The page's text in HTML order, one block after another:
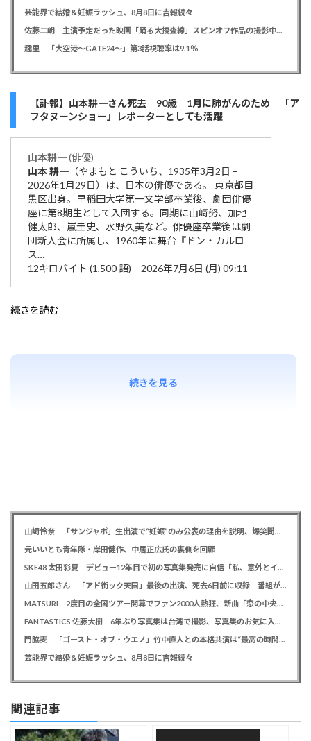
芸能界で結婚＆妊娠ラッシュ、8月8日に吉報続々
佐藤二朗 主演予定だった映画「踊る大捜査線」スピンオフ作品の撮影中止が正式に決定か
趣里 「大空港～GATE24～」第3話視聴率は9.1％
【訃報】山本耕一さん死去 90歳 1月に肺がんのため 「ア
フタヌーンショー」レポーターとしても活躍
山本耕一(俳優)
山本耕一 （やまもと こういち、1935年3月2日 –
2026年1月29日）は、日本の俳優である。 東京都目
黒区出身。早稲田大学第一文学部卒業後、劇団俳優
座に第8期生として入団する。同期に山﨑努、加地
健太郎、嵐圭史、水野久美など。俳優座卒業後は劇
団新人会に所属し、1960年に舞台『ドン・カルロ
ス…
12キロバイト (1,500 語) – 2026年7月6日 (月) 09:11
続きを読む
続きを見る
山崎怜奈 「サンジャポ」生出演で“妊娠”のみ公表の理由を説明、爆笑問題には「お祝い待ってます」
元いいとも青年隊・岸田健作、中居正広氏の裏側を回顧
SKE48 太田彩夏 デビュー12年目で初の写真集発売に自信「私、意外とイイ！」、勝負カットはベッド上のヌーディーな姿
山田五郎さん 「アド街ック天国」最後の出演、死去6日前に収録 番組が感謝「天国の五郎さんへ」
MATSURI 2度目の全国ツアー開幕でファン2000人熱狂、新曲「恋の中央線」も初披露「この曲で売れたいよ！」
FANTASTICS 佐藤大樹 6年ぶり写真集は台湾で撮影、写真集のお気に入りカットは「両親に見られるの恥ずかしい」
門脇麦 「ゴースト・オブ・ウエノ」竹中直人との本格共演は“最高の時間”「台本よりたくさんしゃべってた」
芸能界で結婚＆妊娠ラッシュ、8月8日に吉報続々
関連記事